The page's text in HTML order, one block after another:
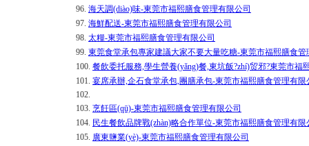
96. 海天調(diào)味-東莞市福熙膳食管理有限公司
97. 海鮮配送-東莞市福熙膳食管理有限公司
98. 太糧-東莞市福熙膳食管理有限公司
99. 東莞食堂承包專家建議大家不要大量吃糖-東莞市福熙膳食管
100. 餐飲委托服務,學生營養(yǎng)餐,東坑飯?zhí)贸邪?東莞市福
101. 宴席承辦,企石食堂承包,團膳承包-東莞市福熙膳食管理有限
102.
103. 烹飪區(qū)-東莞市福熙膳食管理有限公司
104. 民生餐飲品牌戰(zhàn)略合作單位-東莞市福熙膳食管理有限
105. 廣東鹽業(yè)-東莞市福熙膳食管理有限公司